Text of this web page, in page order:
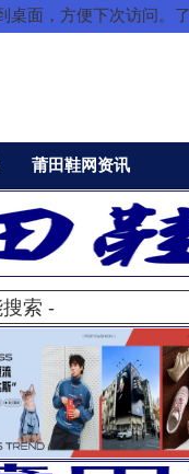
面，方便下次访问。
莆田鞋网资讯